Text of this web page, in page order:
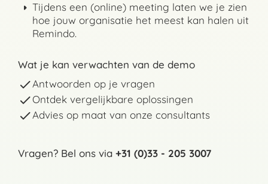
Tijdens een (online) meeting laten we je zien
hoe jouw organisatie het meest kan halen uit
Remindo.
Wat je kan verwachten van de demo
Antwoorden op je vragen
Ontdek vergelijkbare oplossingen
Advies op maat van onze consultants
Vragen? Bel ons via +31 (0)33 - 205 3007